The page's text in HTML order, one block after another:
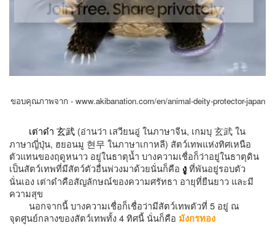
ขอบคุณภาพจาก - www.akibanation.com/en/animal-deity-protector-japan
เต่าดำ 玄武 (อ่านว่า เสวียนอู่ ในภาษาจีน, เกมบุ 玄武 ใน
ภาษาญี่ปุ่น, ฮยอนมู 현무 ในภาษาเกาหลี) สัตว์เทพแห่งทิศเหนือ
ตัวแทนของฤดูหนาว อยู่ในธาตุน้ำ บางความเชื่อก็ว่าอยู่ในธาตุดิน
เป็นสัตว์เทพที่มีสัตว์ตัวอื่นพ่วงมาด้วยนั่นก็คือ งูที่พันอยู่รอบตัว
นั่นเอง เต่าดำคือสัญลักษณ์ของความศรัทธา อายุที่ยืนยาว และมี
ความสุข
นอกจากนี้บางความเชื่อก็เชื่อว่ามีสัตว์เทพตัวที่ 5 อยู่ ณ
จุดศูนย์กลางของสัตว์เทพทั้ง 4 ทิศนี้ นั่นก็คือ มังกรทอง